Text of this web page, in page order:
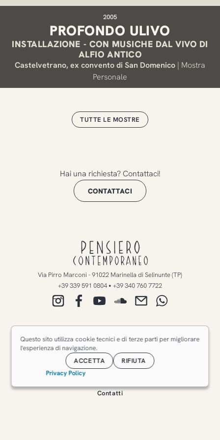
2005
PROFONDO ULIVO
INSTALLAZIONE - CON MUSICHE DAL VIVO DI
ALFIO ANTICO
Castelvetrano, ex convento di San Domenico | Mostra
Personale
TUTTE LE MOSTRE
Hai una richiesta? Contattaci!
CONTATTACI
Pensiero
Contemporaneo
Via Pirro Marconi -91022 Marinella di Selinunte(TP)
+39 339 591 0804 • +39 340 760 7722
Il Giardino
Eventi
Chi siamo
Contatti
Questo sito utilizza cookie tecnici e di terze parti per migliorare
l'esperienza di navigazione.
ACCETTA
RIFIUTA
Privacy Policy